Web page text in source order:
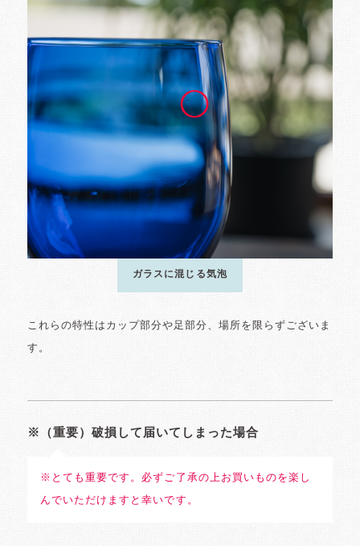
ガラスに混じる気泡
これらの特性はカップ部分や足部分、場所を限らずございま
す。
※（重要）破損して届いてしまった場合
※とても重要です。必ずご了承の上お買いものを楽し
んでいただけますと幸いです。